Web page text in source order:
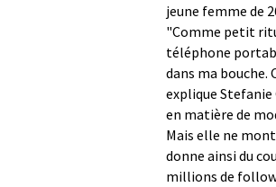
jeune femme de
"Comme petit
téléphone
dans ma
explique
en matière de
Mais elle ne
donne ainsi du
millions de